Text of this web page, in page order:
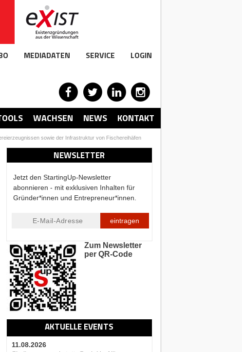
MEDIADATEN SERVICE LOGIN
WACHSEN NEWS KONTAKT
sowie der Infrastruktur von Fischereihäfen
NEWSLETTER
Jetzt den StartingUp-Newsletter
abonnieren - mit exklusiven Inhalten für
Gründer*innen und Entrepreneur*innen.
eintragen
Zum Newsletter
per QR-Code
AKTUELLE EVENTS
11.08.2026